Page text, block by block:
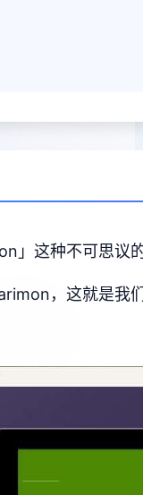
」这种不可思议的
，这就是我